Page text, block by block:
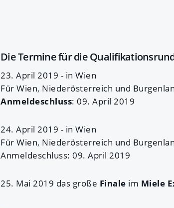
Die Termine für die
23. April 2019 - in Wien
Für Wien, Niederösterreich und
Anmeldeschluss: 09. April 2019
24. April 2019 - in Wien
Für Wien, Niederösterreich und
Anmeldeschluss: 09. April 2019
25. Mai 2019 das große Finale im Miele